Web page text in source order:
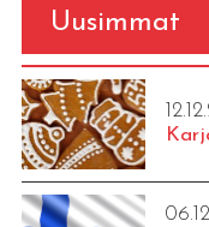
Uusimmat